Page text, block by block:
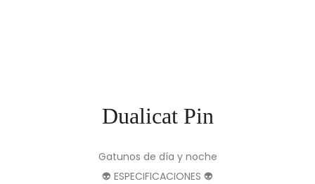
Dualicat Pin
Gatunos de día y noche
👽 ESPECIFICACIONES 👽